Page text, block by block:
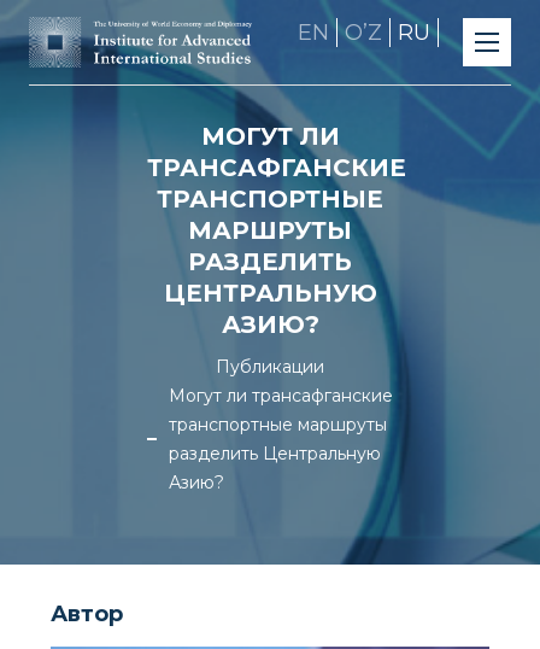
EN OʼZ RU
МОГУТ ЛИ
ТРАНСАФГАНСКИЕ
ТРАНСПОРТНЫЕ
МАРШРУТЫ
РАЗДЕЛИТЬ
ЦЕНТРАЛЬНУЮ
АЗИЮ?
Публикации
Могут ли трансафганские
транспортные маршруты
разделить Центральную
Азию?
Автор